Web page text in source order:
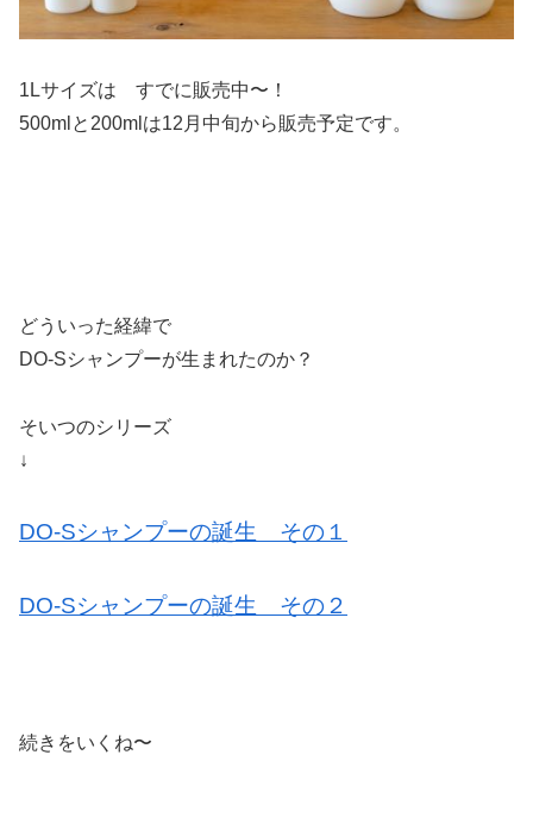
1Lサイズは すでに販売中〜！
500mlと200mlは12月中旬から販売予定です。
どういった経緯で
DO-Sシャンプーが生まれたのか？
そいつのシリーズ
↓
DO-Sシャンプーの誕生 その１
DO-Sシャンプーの誕生 その２
続きをいくね〜